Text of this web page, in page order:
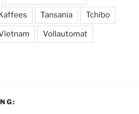
Tansania Tchibo
Vollautomat